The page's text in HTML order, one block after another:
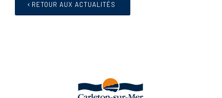
RETOUR AUX ACTUALITÉS